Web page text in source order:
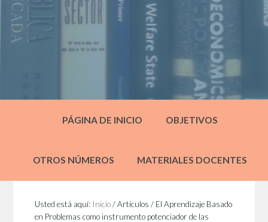
PÁGINA DE INICIO OBJETIVOS
OTROS NÚMEROS MATERIALES DOCENTES
Usted está aquí: Inicio /Artículos/ El Aprendizaje Basado
en Problemas como instrumento potenciador de las